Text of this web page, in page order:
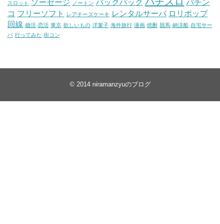
スロット ソーセージ ノートン バックパック
パチン
コ フリーソフト レアチーズケーキ レンタルサーバ ロリポップ
回線 婚活 恋活 東京 欲しいもの 洋菓子 海外旅行 漫画 焼酎 競馬 納涼船 自宅サー
バ 行ってみた 街コン
© 2014 niramanzyuのブログ